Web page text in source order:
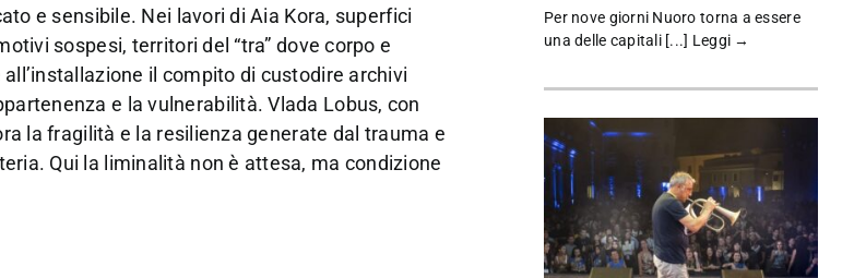
e sensibile. Nei lavori di Aia Kora, superfici
sospesi, territori del “tra” dove corpo e
il compito di custodire archivi
e la vulnerabilità. Vlada Lobus, con
la fragilità e la resilienza generate dal trauma e
Qui la liminalità non è attesa, ma condizione
Per nove giorni Nuoro torna a essere
una delle capitali [...] Leggi →